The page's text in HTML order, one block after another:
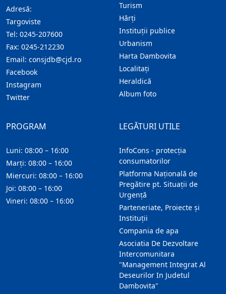
Adresă:
Targoviste
Tel: 0245-207600
Fax: 0245-212230
Email: consjdb@cjd.ro
Facebook
Instagram
Twitter
Turism
Hărţi
Instituţii publice
Urbanism
Harta Dambovita
Localitaţi
Heraldică
Album foto
LEGĂTURI UTILE
InfoCons - protecția
consumatorilor
Platforma Națională de
Pregătire pt. Situații de
Urgență
Parteneriate, Proiecte și
Instituții
Compania de apa
Asociatia De Dezvoltare
Intercomunitara
"Management Integrat Al
Deseurilor In Judetul
Dambovita"
PROGRAM
Luni: 08:00 – 16:00
Marți: 08:00 – 16:00
Miercuri: 08:00 – 16:00
Joi: 08:00 – 16:00
Vineri: 08:00 – 16:00